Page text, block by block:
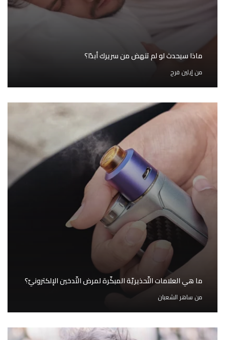
ماذا سيحدث لو لم تنهض من سريرك أبدًا؟
منإيلين فرح
ما هي العلامات التّحذيريّة المبكّرة لمرض التّدخين الإلكترونيّ؟
من ساهر الشعبان